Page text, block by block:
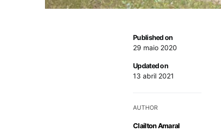
Published on
29 maio 2020
Updated on
13 abril 2021
AUTHOR
Clailton Amaral